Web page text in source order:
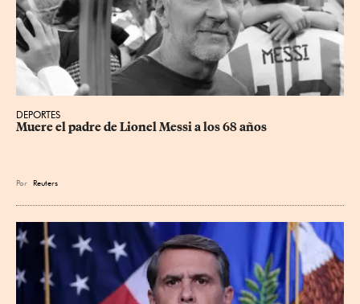
DEPORTES
Muere el padre de Lionel Messi a los 68 años
Por Reuters